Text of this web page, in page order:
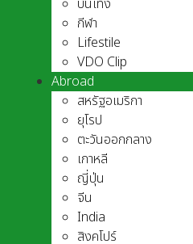
บันเทิง
กีฬา
Lifestile
VDO Clip
Abroad
สหรัฐอเมริกา
ยุโรป
ตะวันออกกลาง
เกาหลี
ญี่ปุ่น
จีน
India
สิงคโปร์